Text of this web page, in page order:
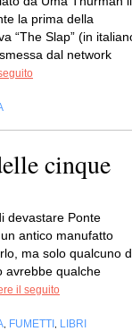
la prima della
“The Slap” (in
dal network
cinque
devastare Ponte
antico manufatto
ma solo qualcuno
avrebbe qualche
il seguito
FUMETTI LIBRI